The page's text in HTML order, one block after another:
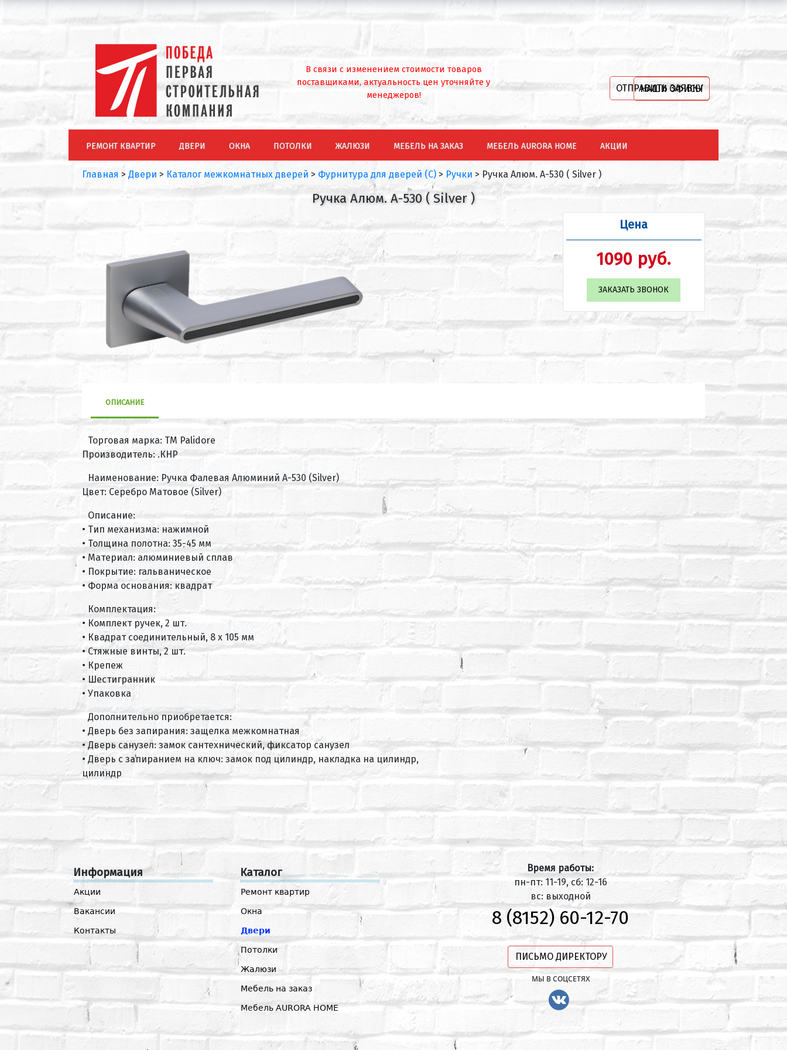
В связи с изменением стоимости товаров
поставщиками, актуальность цен уточняйте у
менеджеров!
ОТПРАВИТЬ ЗАЯВКУ
НАШИ ОФИСЫ
РЕМОНТ КВАРТИР ДВЕРИ ОКНА ПОТОЛКИ ЖАЛЮЗИ МЕБЕЛЬ НА ЗАКАЗ МЕБЕЛЬ AURORA HOME АКЦИИ
Главная > Двери > Каталог межкомнатных дверей > Фурнитура для дверей (С) > Ручки > Ручка Алюм. А-530 ( Silver )
Ручка Алюм. А-530 ( Silver )
Цена
1090 руб.
ЗАКАЗАТЬ ЗВОНОК
ОПИСАНИЕ
Торговая марка: ТМ Palidore
Производитель: .КНР
Наименование: Ручка Фалевая Алюминий А-530 (Silver)
Цвет: Серебро Матовое (Silver)
Описание:
• Тип механизма: нажимной
• Толщина полотна: 35-45 мм
• Материал: алюминиевый сплав
• Покрытие: гальваническое
• Форма основания: квадрат
Комплектация:
• Комплект ручек, 2 шт.
• Квадрат соединительный, 8 х 105 мм
• Стяжные винты, 2 шт.
• Крепеж
• Шестигранник
• Упаковка
Дополнительно приобретается:
• Дверь без запирания: защелка межкомнатная
• Дверь санузел: замок сантехнический, фиксатор санузел
• Дверь с запиранием на ключ: замок под цилиндр, накладка на цилиндр,
цилиндр
Информация
Акции
Вакансии
Контакты
Каталог
Ремонт квартир
Окна
Двери
Потолки
Жалюзи
Мебель на заказ
Мебель AURORA HOME
Время работы:
пн-пт: 11-19, сб: 12-16
вс: выходной
8 (8152) 60-12-70
ПИСЬМО ДИРЕКТОРУ
МЫ В СОЦСЕТЯХ